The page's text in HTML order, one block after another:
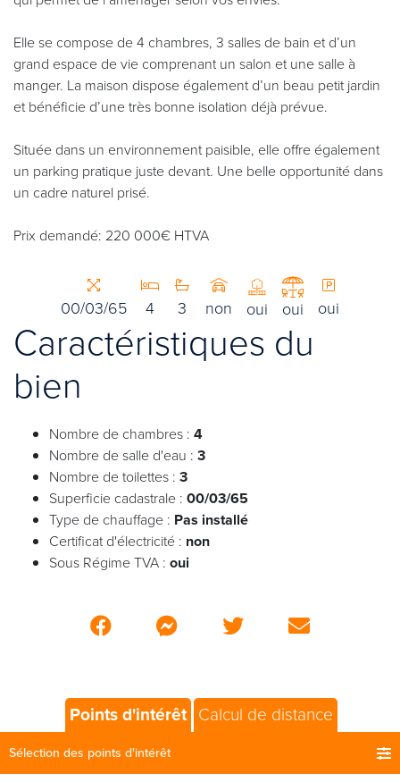
Elle se compose de 4 chambres, 3 salles de bain et d’un
grand espace de vie comprenant un salon et une salle à
manger. La maison dispose également d’un beau petit jardin
et bénéficie d’une très bonne isolation déjà prévue.
Située dans un environnement paisible, elle offre également
un parking pratique juste devant. Une belle opportunité dans
un cadre naturel prisé.
Prix demandé: 220 000€ HTVA
00/03/65 4 3 non oui oui oui
Caractéristiques du
bien
Nombre de chambres : 4
Nombre de salle d'eau : 3
Nombre de toilettes : 3
Superficie cadastrale : 00/03/65
Type de chauffage : Pas installé
Certificat d'électricité : non
Sous Régime TVA : oui
Points d'intérêt Calcul de distance
Sélection des points d'intérêt